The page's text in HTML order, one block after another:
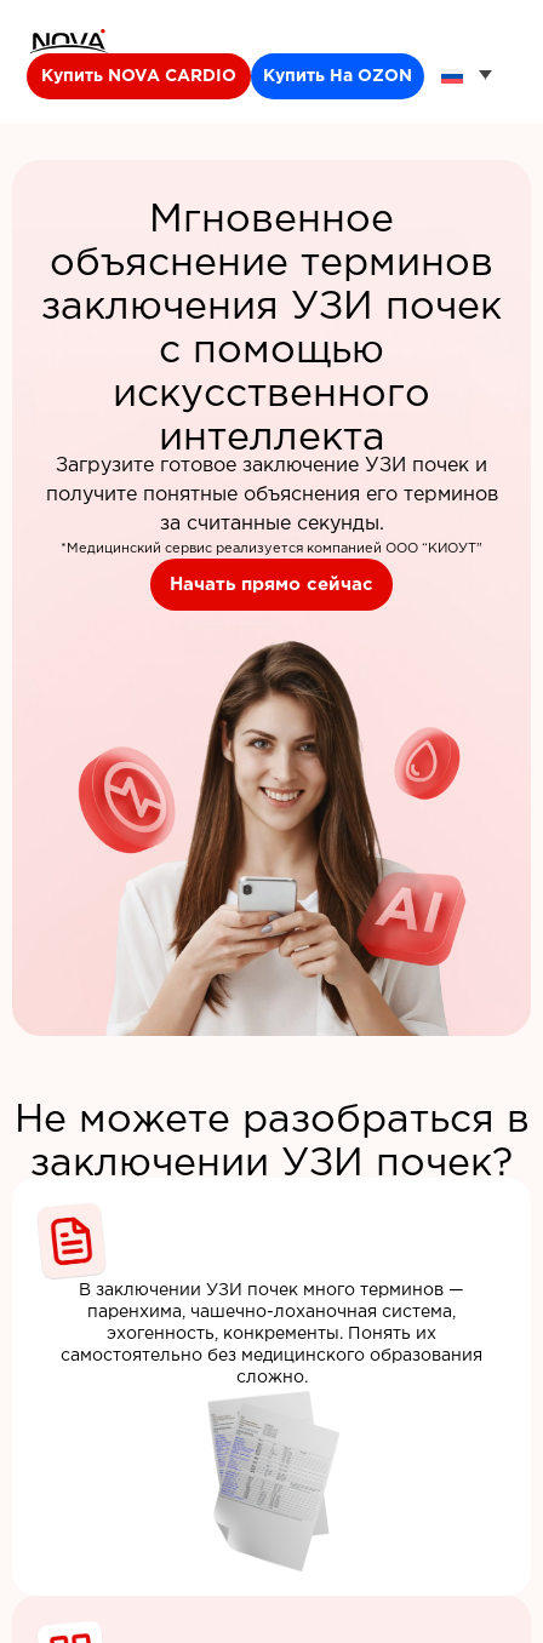
Купить NOVA CARDIO Купить На OZON
Мгновенное
объяснение терминов
заключения УЗИ почек
с помощью
искусственного
интеллекта
Загрузите готовое заключение УЗИ почек и
получите понятные объяснения его терминов
за считанные секунды.
*Медицинский сервис реализуется компанией ООО “КИОУТ”
Начать прямо сейчас
Не можете разобраться в
заключении УЗИ почек?
В заключении УЗИ почек много терминов —
паренхима, чашечно-лоханочная система,
эхогенность, конкременты. Понять их
самостоятельно без медицинского образования
сложно.